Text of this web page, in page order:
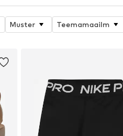
Muster Teemamaailm